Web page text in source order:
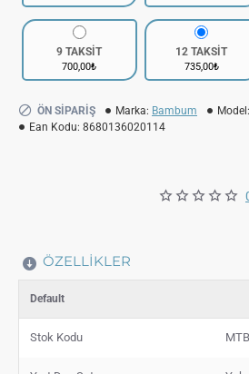
9 TAKSİT
700,00₺
12 TAKSİT
735,00₺
ÖN SIPARIŞ Marka: Bambum Model:
Ean Kodu: 8680136020114
ÖZELLIKLER
Default
Stok Kodu